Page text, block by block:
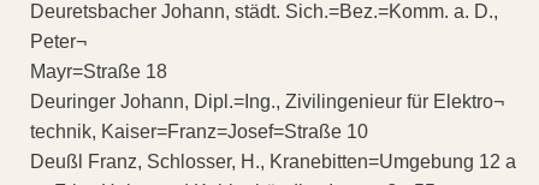
Deuretsbacher Johann, städt. Sich.=Bez.=Komm. a. D.,
Peter¬
Mayr=Straße 18
Deuringer Johann, Dipl.=Ing., Zivilingenieur für Elektro¬
technik, Kaiser=Franz=Josef=Straße 10
Deußl Franz, Schlosser, H., Kranebitten=Umgebung 12 a